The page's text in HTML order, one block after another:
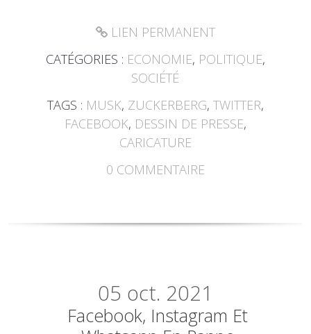
LIEN PERMANENT
CATÉGORIES : ECONOMIE, POLITIQUE,
SOCIÉTÉ
TAGS : MUSK, ZUCKERBERG, TWITTER,
FACEBOOK, DESSIN DE PRESSE,
CARICATURE
0 COMMENTAIRE
05 oct. 2021
Facebook, Instagram Et